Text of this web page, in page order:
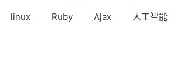
linux Ruby Ajax 人工智能